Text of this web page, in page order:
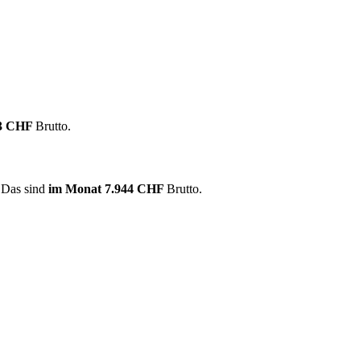
CHF Brutto.
sind im Monat 7.944 CHF Brutto.